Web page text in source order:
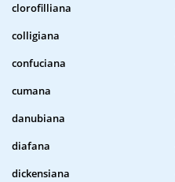
clorofilliana
colligiana
confuciana
cumana
danubiana
diafana
dickensiana